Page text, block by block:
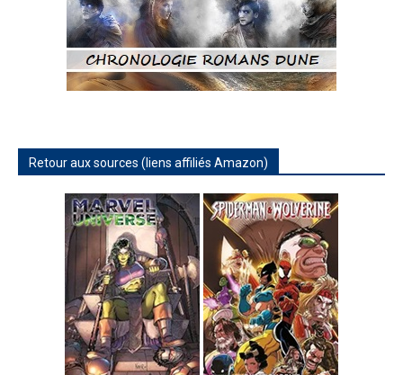
Retour aux sources (liens affiliés Amazon)